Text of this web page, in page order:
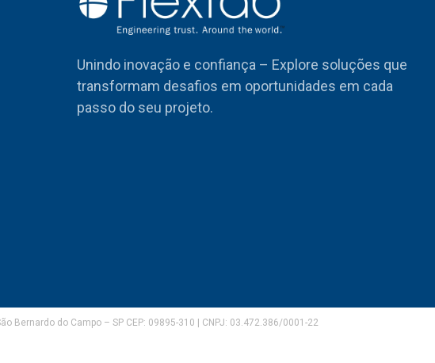
Unindo inovação e confiança – Explore soluções que
transformam desafios em oportunidades em cada
passo do seu projeto.
Bernardo do Campo – SP CEP: 09895-310 | CNPJ: 03.472.386/0001-22